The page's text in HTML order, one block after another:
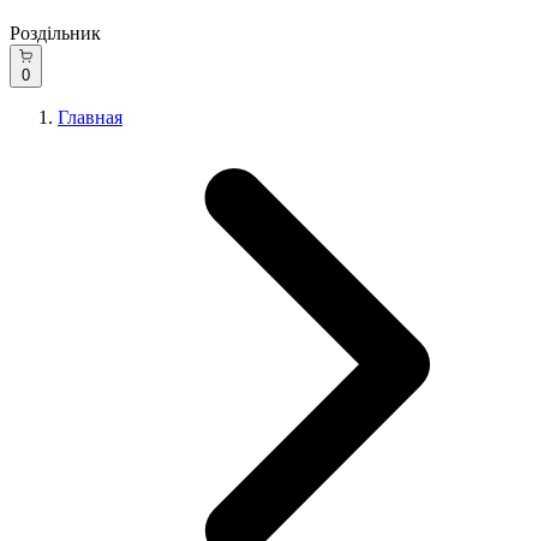
Роздільник
0
Главная